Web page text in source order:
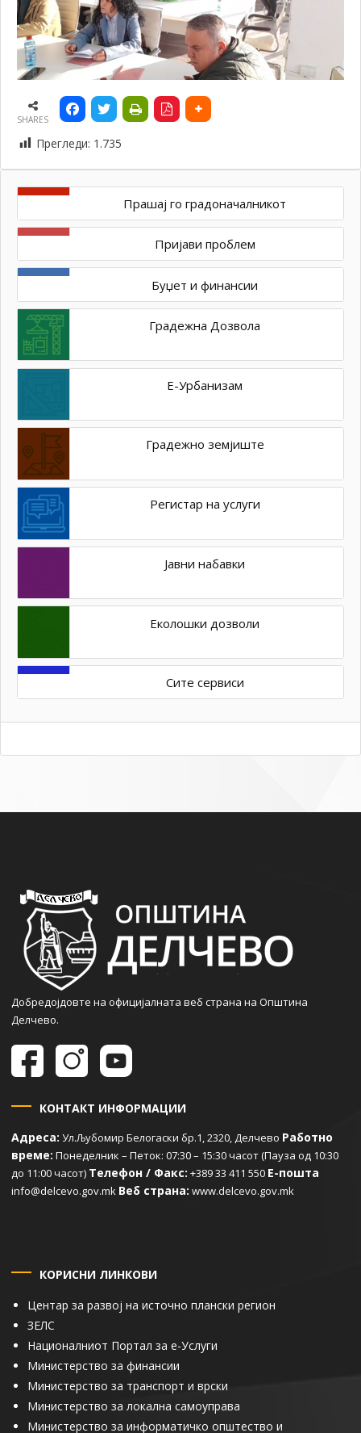
SHARES
Прегледи: 1.735
Прашај го градоначалникот
Пријави проблем
Буџет и финансии
Градежна Дозвола
Е-Урбанизам
Градежно земјиште
Регистар на услуги
Јавни набавки
Еколошки дозволи
Сите сервиси
Добредојдовте на официјалната веб страна на Општина
Делчево.
КОНТАКТ ИНФОРМАЦИИ
Адреса: Ул.Љубомир Белогаски бр.1, 2320, Делчево Работно
време: Понеделник – Петок: 07:30 – 15:30 часот (Пауза од 10:30
до 11:00 часот) Телефон / Факс: +389 33 411 550 Е-пошта
info@delcevo.gov.mk Веб страна: www.delcevo.gov.mk
КОРИСНИ ЛИНКОВИ
Центар за развој на источно плански регион
ЗЕЛС
Националниот Портал за е-Услуги
Министерство за финансии
Министерство за транспорт и врски
Министерство за локална самоуправа
Министерство за информатичко општество и